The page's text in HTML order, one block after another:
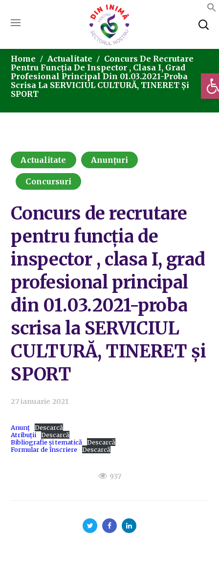
Home Actualitate
Concurs De Recrutare
Pentru Funcția De Inspector , Clasa I, Grad
Profesional Principal Din 01.03.2021-Proba
Scrisa La SERVICIUL CULTURĂ, TINERET Și
SPORT
Actualitate Anunțuri
Concursuri
Concurs de recrutare
pentru funcția de
inspector , clasa I, grad
profesional principal
din 01.03.2021-proba
scrisa la SERVICIUL
CULTURĂ, TINERET și
SPORT
27 ianuarie 2021
Anunț
Descarcă
Atribuții
Descarcă
Bibliografie și tematică
Descarcă
Formular de înscriere
Descarcă
937